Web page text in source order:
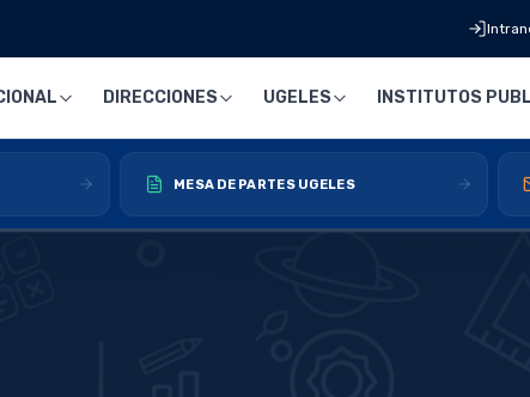
DIRECCIONES UGELES INSTITUTOS
MESA DE PARTES UGELES